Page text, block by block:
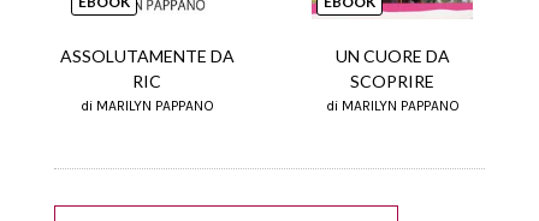
ASSOLUTAMENTE DA
RIC
di MARILYN PAPPANO
UN CUORE DA
SCOPRIRE
di MARILYN PAPPANO